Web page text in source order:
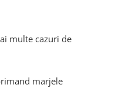
multe cazuri de
marjele